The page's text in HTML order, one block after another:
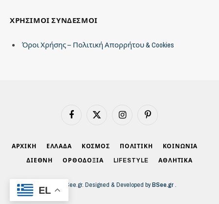
ΧΡΗΣΙΜΟΙ ΣΥΝΔΕΣΜΟΙ
Όροι Χρήσης – Πολιτική Απορρήτου & Cookies
Facebook X
Instagram Pinterest
ΑΡΧΙΚΗ ΕΛΛΑΔΑ ΚΟΣΜΟΣ ΠΟΛΙΤΙΚΗ ΚΟΙΝΩΝΙΑ
ΔΙΕΘΝΗ ΟΡΘΟΔΟΞΙΑ LIFESTYLE ΑΘΛΗΤΙΚΑ
© 2026 BSee.gr. Designed & Developed byBSee.gr.
EL